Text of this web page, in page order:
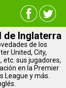
de Inglaterra
de los
United, City,
etc. sus jugadores,
en la Premier
League y más.